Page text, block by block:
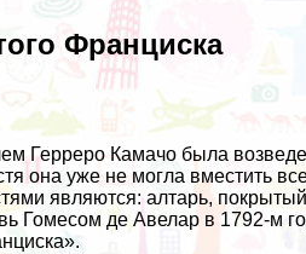
Франциска
Герреро Камачо была
она уже не могла вместить
являются: алтарь,
Гомесом де Авелар в 1792-м